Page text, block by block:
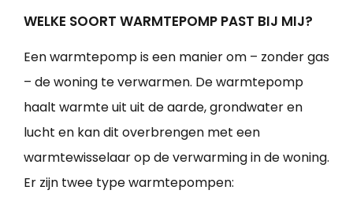
WELKE SOORT WARMTEPOMP PAST BIJ MIJ?
Een warmtepomp is een manier om – zonder gas
– de woning te verwarmen. De warmtepomp
haalt warmte uit uit de aarde, grondwater en
lucht en kan dit overbrengen met een
warmtewisselaar op de verwarming in de woning.
Er zijn twee type warmtepompen: